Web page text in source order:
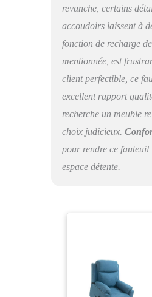
revanche, certains
accoudoirs laissent à
fonction de recharge
mentionnée, est
client perfectible, ce
excellent rapport
recherche un meuble
choix judicieux.
pour rendre ce fauteuil
espace détente.